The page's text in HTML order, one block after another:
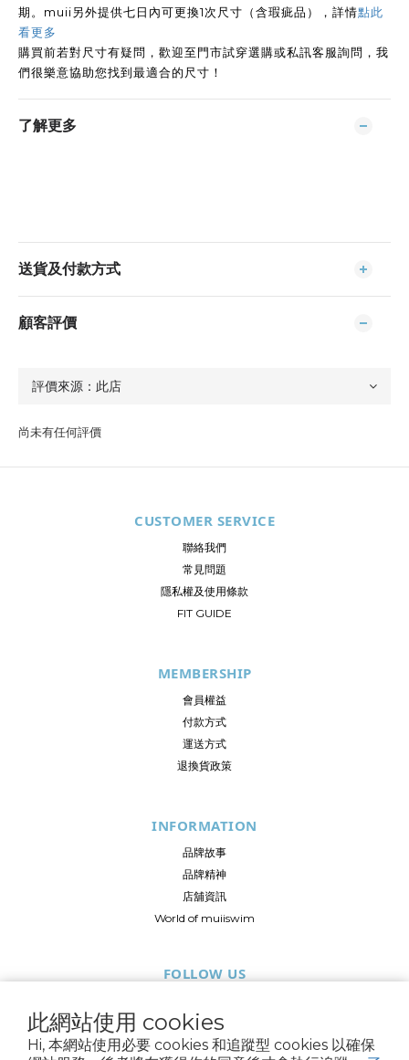
此網站使用 cookies
Hi, 本網站使用必要 cookies 和追蹤型 cookies 以確保
期。muii另外提供七日內可更換1次尺寸（含瑕疵品），詳情點此
看更多
購買前若對尺寸有疑問，歡迎至門市試穿選購或私訊客服詢問，我
們很樂意協助您找到最適合的尺寸！
了解更多
送貨及付款方式
顧客評價
尚未有任何評價
CUSTOMER SERVICE
聯絡我們
常見問題
隱私權及使用條款
FIT GUIDE
MEMBERSHIP
會員權益
付款方式
運送方式
退換貨政策
INFORMATION
品牌故事
品牌精神
店舖資訊
World of muiiswim
FOLLOW US